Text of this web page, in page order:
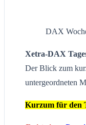
DAX
Xetra-DAX
Der Blick zum
untergeordneten
Kurzum für den